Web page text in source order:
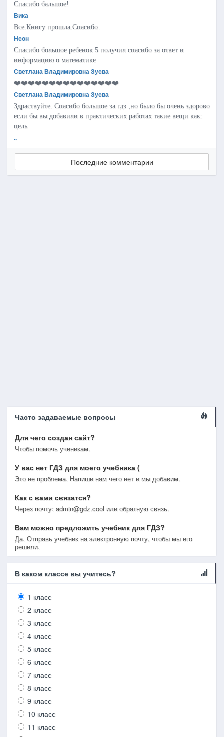
Спасибо бальшое!
Вика
Все.Книгу прошла.Спасибо.
Неон
Спасибо большое ребенок 5 получил спасибо за ответ и
информацию о математике
Светлана Владимировна Зуева
❤️❤️❤️❤️❤️❤️❤️❤️❤️❤️❤️❤️❤️❤️❤️
Светлана Владимировна Зуева
Здраствуйте. Спасибо большое за гдз ,но было бы очень здорово
если бы вы добавили в практических работах такие вещи как:
цель
..
Последние комментарии
Часто задаваемые вопросы
Для чего создан сайт?
Чтобы помочь ученикам.
У вас нет ГДЗ для моего учебника (
Это не проблема. Напиши нам чего нет и мы добавим.
Как с вами связатся?
Через почту: admin@gdz.cool или обратную связь.
Вам можно предложить учебник для ГДЗ?
Да. Отправь учебник на электронную почту, чтобы мы его
решили.
В каком классе вы учитесь?
1 класс
2 класс
3 класс
4 класс
5 класс
6 класс
7 класс
8 класс
9 класс
10 класс
11 класс